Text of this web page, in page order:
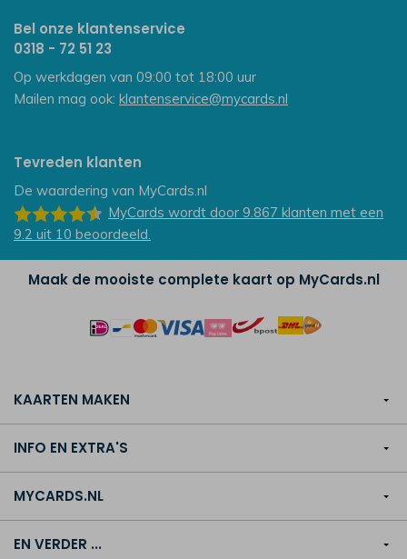
Bel onze klantenservice
0318 - 72 51 23
Op werkdagen van 09:00 tot 18:00 uur
Mailen mag ook: klantenservice@mycards.nl
Tevreden klanten
De waardering van MyCards.nl
MyCards wordt door 9.867 klanten met een
9.2 uit 10 beoordeeld.
Maak de mooiste complete kaart op MyCards.nl
KAARTEN MAKEN
INFO EN EXTRA'S
MYCARDS.NL
EN VERDER ...